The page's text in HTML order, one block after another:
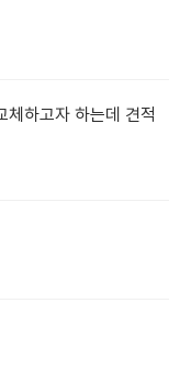
체하고자 하는데 견적